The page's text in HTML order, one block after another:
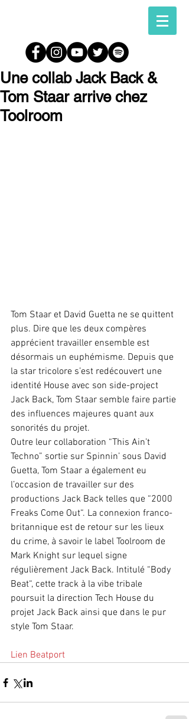
Une collab Jack Back &
Tom Staar arrive chez
Toolroom
Tom Staar et David Guetta ne se quittent
plus. Dire que les deux compères
apprécient travailler ensemble est
désormais un euphémisme. Depuis que
la star tricolore s’est redécouvert une
identité House avec son side-project
Jack Back, Tom Staar semble faire partie
des influences majeures quant aux
sonorités du projet.
Outre leur collaboration “This Ain’t
Techno” sortie sur Spinnin’ sous David
Guetta, Tom Staar a également eu
l’occasion de travailler sur des
productions Jack Back telles que “2000
Freaks Come Out“. La connexion franco-
britannique est de retour sur les lieux
du crime, à savoir le label Toolroom de
Mark Knight sur lequel signe
régulièrement Jack Back. Intitulé “Body
Beat“, cette track à la vibe tribale
poursuit la direction Tech House du
projet Jack Back ainsi que dans le pur
style Tom Staar.
Lien Beatport